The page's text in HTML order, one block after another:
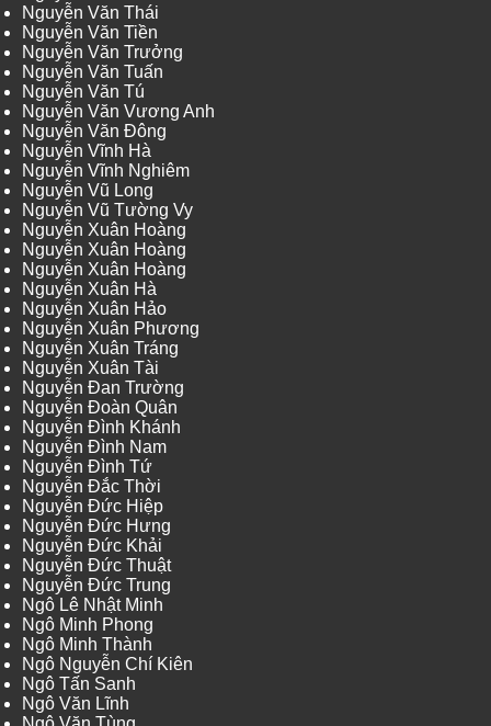
Nguyễn Văn Thái
Nguyễn Văn Tiền
Nguyễn Văn Trưởng
Nguyễn Văn Tuấn
Nguyễn Văn Tú
Nguyễn Văn Vương Anh
Nguyễn Văn Đông
Nguyễn Vĩnh Hà
Nguyễn Vĩnh Nghiêm
Nguyễn Vũ Long
Nguyễn Vũ Tường Vy
Nguyễn Xuân Hoàng
Nguyễn Xuân Hoàng
Nguyễn Xuân Hoàng
Nguyễn Xuân Hà
Nguyễn Xuân Hảo
Nguyễn Xuân Phương
Nguyễn Xuân Tráng
Nguyễn Xuân Tài
Nguyễn Đan Trường
Nguyễn Đoàn Quân
Nguyễn Đình Khánh
Nguyễn Đình Nam
Nguyễn Đình Tứ
Nguyễn Đắc Thời
Nguyễn Đức Hiệp
Nguyễn Đức Hưng
Nguyễn Đức Khải
Nguyễn Đức Thuật
Nguyễn Đức Trung
Ngô Lê Nhật Minh
Ngô Minh Phong
Ngô Minh Thành
Ngô Nguyễn Chí Kiên
Ngô Tấn Sanh
Ngô Văn Lĩnh